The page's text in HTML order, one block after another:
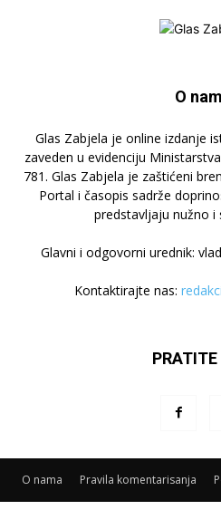
O
Glas Zabjela je online izdanje
zaveden u evidenciju
781. Glas Zabjela je zaštićeni
Portal i časopis sadrže
predstavljaju nužno i
Glavni i odgovorni urednik:
Kontaktirajte nas:
O nama Pravila komentarisanja